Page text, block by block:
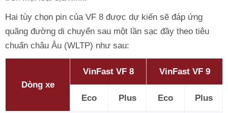
Hai tùy chọn pin của VF 8 được dự kiến sẽ đáp ứng
quãng đường di chuyển sau một lần sạc đầy theo tiêu
chuẩn châu Âu (WLTP) như sau:
Dòng xe
VinFast VF 8 VinFast VF 9
Eco Plus Eco Plus